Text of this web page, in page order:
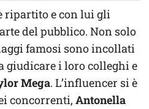
ripartito e con lui gli
del pubblico. Non solo
famosi sono incollati
i loro colleghi e
Mega. L’influencer si è
concorrenti, Antonella